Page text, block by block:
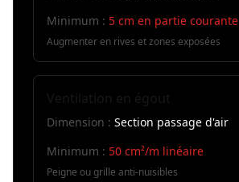
Minimum : 5 cm en partie courante
Augmenter en rives et zones exposées
Dimension : Section passage d'air
Minimum : 50 cm²/m linéaire
Peigne ou grille anti-nuisibles